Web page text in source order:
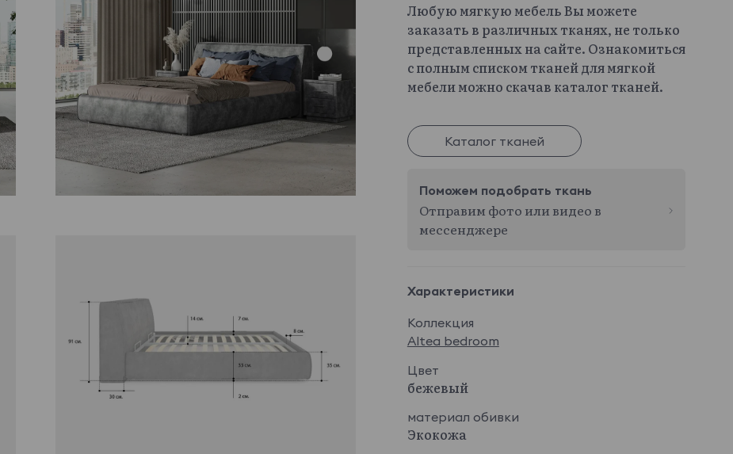
Любую мягкую мебель Вы можете
заказать в различных тканях, не только
представленных на сайте. Ознакомиться
с полным списком тканей для мягкой
мебели можно скачав каталог тканей.
Каталог тканей
Поможем подобрать ткань
Отправим фото или видео в
мессенджере
Характеристики
Коллекция
Altea bedroom
Цвет
бежевый
материал обивки
Экокожа